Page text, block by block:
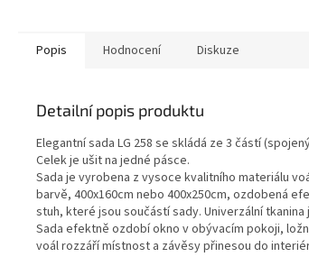
Popis Hodnocení Diskuze
Detailní popis produktu
Elegantní sada LG 258 se skládá ze 3 částí
Celek je ušit na jedné pásce.
Sada je vyrobena z vysoce kvalitního materiálu
barvě, 400x160cm nebo 400x250cm, ozdobená
stuh, které jsou součástí sady. Univerzální
Sada efektně ozdobí okno v obývacím pokoji,
voál rozzáří místnost a závěsy přinesou do